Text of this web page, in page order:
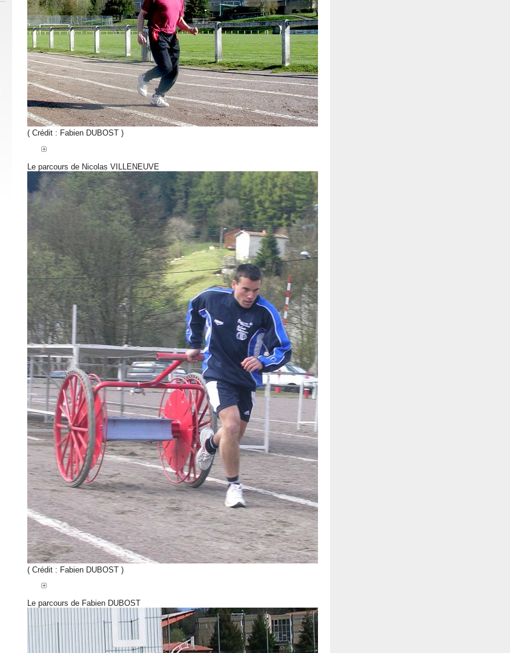
( Crédit : Fabien DUBOST )
Le parcours de Nicolas VILLENEUVE
( Crédit : Fabien DUBOST )
Le parcours de Fabien DUBOST